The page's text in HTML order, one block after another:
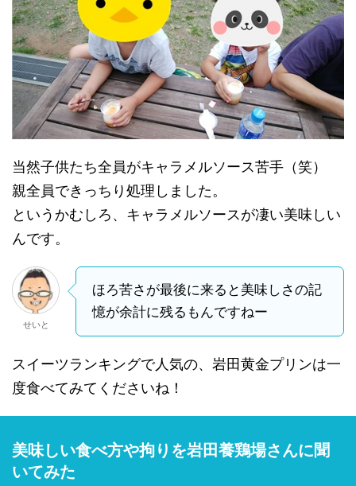
当然子供たち全員がキャラメルソース苦手（笑）
親全員できっちり処理しました。
というかむしろ、キャラメルソースが凄い美味しい
んです。
せいと
ほろ苦さが最後に来ると美味しさの記
憶が余計に残るもんですねー
スイーツランキングで人気の、岩田黄金プリンは一
度食べてみてくださいね！
美味しい食べ方や拘りを岩田養鶏場さんに聞
いてみた